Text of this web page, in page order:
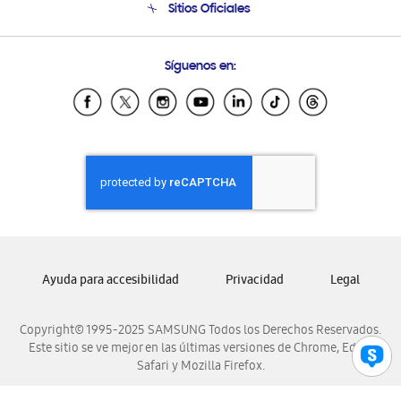
Soporte vía eMail
Sitios Oficiales
Samsung Ecuador
Samsung El Salvador
Samsung Honduras
Samsung Nicaragua
Samsung Panamá
Samsung Venezuela
Síguenos en:
Copyright© 1995-2025 SAMSUNG Todos los Derechos Reservados.
Este sitio se ve mejor en las últimas versiones de Chrome, Edge,
Safari y Mozilla Firefox.
Ayuda para accesibilidad Privacidad Legal